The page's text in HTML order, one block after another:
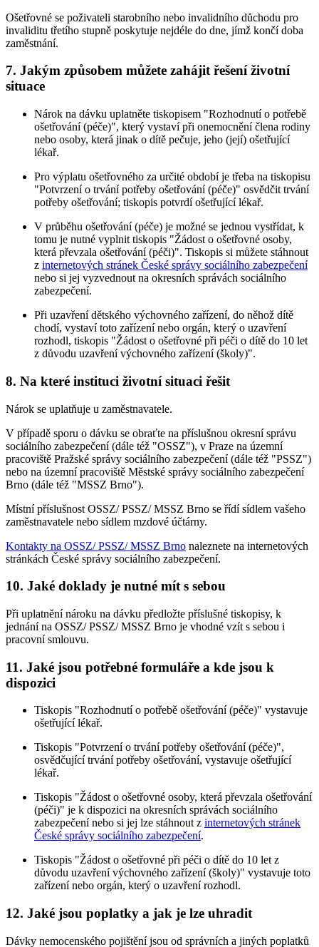
Ošetřovné se poživateli starobního nebo invalidního důchodu pro
invaliditu třetího stupně poskytuje nejdéle do dne, jímž končí doba
zaměstnání.
7. Jakým způsobem můžete zahájit řešení životní
situace
Nárok na dávku uplatněte tiskopisem "Rozhodnutí o potřebě
ošetřování (péče)", který vystaví při onemocnění člena rodiny
nebo osoby, která jinak o dítě pečuje, jeho (její) ošetřující
lékař.
Pro výplatu ošetřovného za určité období je třeba na tiskopisu
"Potvrzení o trvání potřeby ošetřování (péče)" osvědčit trvání
potřeby ošetřování; tiskopis potvrdí ošetřující lékař.
V průběhu ošetřování (péče) je možné se jednou vystřídat, k
tomu je nutné vyplnit tiskopis "Žádost o ošetřovné osoby,
která převzala ošetřování (péči)". Tiskopis si můžete stáhnout
z internetových stránek České správy sociálního zabezpečení
nebo si jej vyzvednout na okresních správách sociálního
zabezpečení.
Při uzavření dětského výchovného zařízení, do něhož dítě
chodí, vystaví toto zařízení nebo orgán, který o uzavření
rozhodl, tiskopis "Žádost o ošetřovné při péči o dítě do 10 let
z důvodu uzavření výchovného zařízení (školy)".
8. Na které instituci životní situaci řešit
Nárok se uplatňuje u zaměstnavatele.
V případě sporu o dávku se obraťte na příslušnou okresní správu
sociálního zabezpečení (dále též "OSSZ"), v Praze na územní
pracoviště Pražské správy sociálního zabezpečení (dále též "PSSZ")
nebo na územní pracoviště Městské správy sociálního zabezpečení
Brno (dále též "MSSZ Brno").
Místní příslušnost OSSZ/ PSSZ/ MSSZ Brno se řídí sídlem vašeho
zaměstnavatele nebo sídlem mzdové účtárny.
Kontakty na OSSZ/ PSSZ/ MSSZ Brno naleznete na internetových
stránkách České správy sociálního zabezpečení.
10. Jaké doklady je nutné mít s sebou
Při uplatnění nároku na dávku předložte příslušné tiskopisy, k
jednání na OSSZ/ PSSZ/ MSSZ Brno je vhodné vzít s sebou i
pracovní smlouvu.
11. Jaké jsou potřebné formuláře a kde jsou k
dispozici
Tiskopis "Rozhodnutí o potřebě ošetřování (péče)" vystavuje
ošetřující lékař.
Tiskopis "Potvrzení o trvání potřeby ošetřování (péče)",
osvědčující trvání potřeby ošetřování, vystavuje ošetřující
lékař.
Tiskopis "Žádost o ošetřovné osoby, která převzala ošetřování
(péči)" je k dispozici na okresních správách sociálního
zabezpečení nebo si jej lze stáhnout z internetových stránek
České správy sociálního zabezpečení.
Tiskopis "Žádost o ošetřovné při péči o dítě do 10 let z
důvodu uzavření výchovného zařízení (školy)" vystavuje toto
zařízení nebo orgán, který o uzavření rozhodl.
12. Jaké jsou poplatky a jak je lze uhradit
Dávky nemocenského pojištění jsou od správních a jiných poplatků